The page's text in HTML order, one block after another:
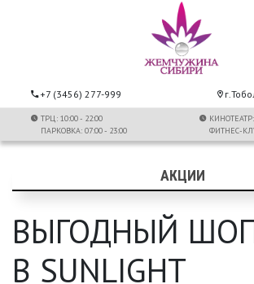
+7 (3456) 277-999
ТРЦ: 10:00 - 22:00
ПАРКОВКА: 07:00 - 23:00
КИНОТЕАТР:
ФИТНЕС-
АКЦИИ
ВЫГОДНЫЙ
В SUNLIGHT